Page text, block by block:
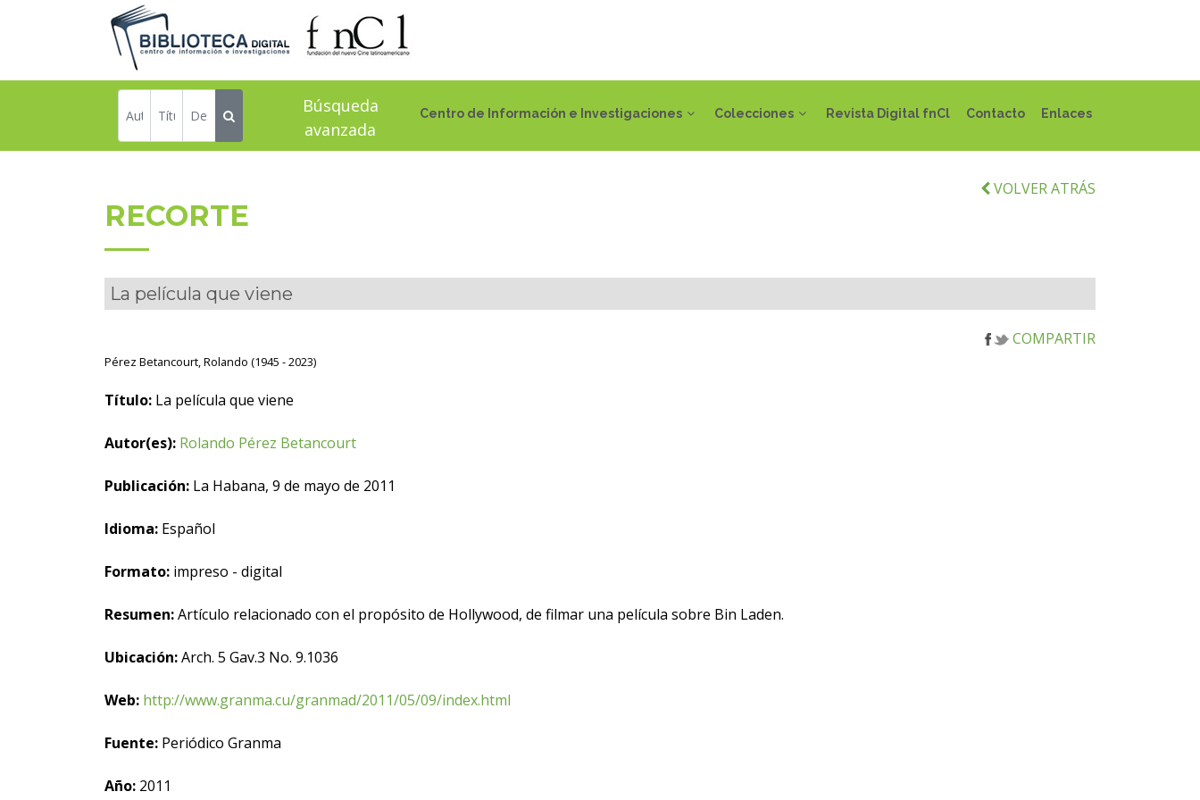
Centro de Información e Investigaciones Colecciones Revista Digital fnCl Contacto Enlaces
Búsqueda
avanzada
VOLVER ATRÁS
RECORTE
La película que viene
COMPARTIR
Pérez Betancourt, Rolando (1945 - 2023)
Título: La película que viene
Autor(es): Rolando Pérez Betancourt
Publicación: La Habana, 9 de mayo de 2011
Idioma: Español
Formato: impreso - digital
Resumen:Artículo relacionado con el propósito de Hollywood, de filmar una película sobre Bin Laden.
Ubicación:Arch. 5 Gav.3 No. 9.1036
Web: http://www.granma.cu/granmad/2011/05/09/index.html
Fuente: Periódico Granma
Año: 2011